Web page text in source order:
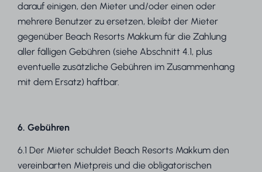
darauf einigen, den Mieter und/oder einen oder
mehrere Benutzer zu ersetzen, bleibt der Mieter
gegenüber Beach Resorts Makkum für die Zahlung
aller fälligen Gebühren (siehe Abschnitt 4.1, plus
eventuelle zusätzliche Gebühren im Zusammenhang
mit dem Ersatz) haftbar.
6. Gebühren
6.1 Der Mieter schuldet Beach Resorts Makkum den
vereinbarten Mietpreis und die obligatorischen